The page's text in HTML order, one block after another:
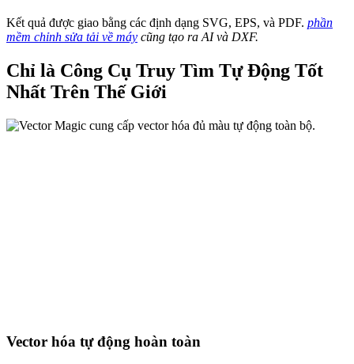
Kết quả được giao bằng các định dạng SVG, EPS, và PDF. phần
mềm chỉnh sửa tải về máy cũng tạo ra AI và DXF.
Chỉ là Công Cụ Truy Tìm Tự Động Tốt
Nhất Trên Thế Giới
Vector hóa tự động hoàn toàn